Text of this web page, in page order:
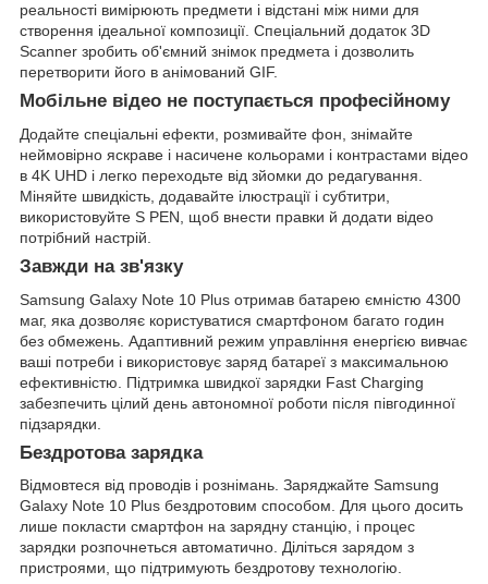
реальності вимірюють предмети і відстані між ними для
створення ідеальної композиції. Спеціальний додаток 3D
Scanner зробить об'ємний знімок предмета і дозволить
перетворити його в анімований GIF.
Мобільне відео не поступається професійному
Додайте спеціальні ефекти, розмивайте фон, знімайте
неймовірно яскраве і насичене кольорами і контрастами відео
в 4K UHD і легко переходьте від зйомки до редагування.
Міняйте швидкість, додавайте ілюстрації і субтитри,
використовуйте S PEN, щоб внести правки й додати відео
потрібний настрій.
Завжди на зв'язку
Samsung Galaxy Note 10 Plus отримав батарею ємністю 4300
маг, яка дозволяє користуватися смартфоном багато годин
без обмежень. Адаптивний режим управління енергією вивчає
ваші потреби і використовує заряд батареї з максимальною
ефективністю. Підтримка швидкої зарядки Fast Charging
забезпечить цілий день автономної роботи після півгодинної
підзарядки.
Бездротова зарядка
Відмовтеся від проводів і рознімань. Заряджайте Samsung
Galaxy Note 10 Plus бездротовим способом. Для цього досить
лише покласти смартфон на зарядну станцію, і процес
зарядки розпочнеться автоматично. Діліться зарядом з
пристроями, що підтримують бездротову технологію.